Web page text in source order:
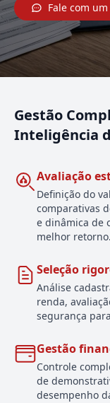
Fale com
Gestão
Inteligência
Avaliação
Definição do
comparativas
e dinâmica de
melhor retorno.
Seleção
Análise
renda,
segurança
Gestão
Controle
de
desempenho